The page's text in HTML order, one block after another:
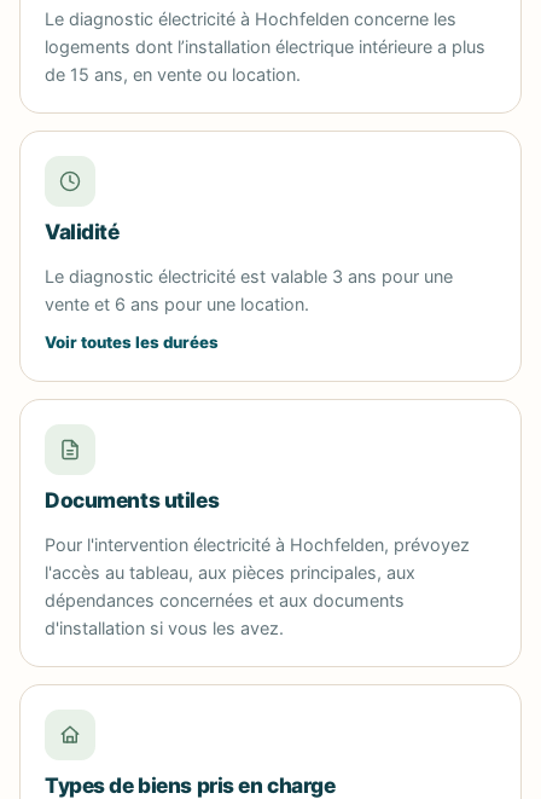
Le diagnostic électricité à Hochfelden concerne les
logements dont l’installation électrique intérieure a plus
de 15 ans, en vente ou location.
Validité
Le diagnostic électricité est valable 3 ans pour une
vente et 6 ans pour une location.
Voir toutes les durées
Documents utiles
Pour l'intervention électricité à Hochfelden, prévoyez
l'accès au tableau, aux pièces principales, aux
dépendances concernées et aux documents
d'installation si vous les avez.
Types de biens pris en charge